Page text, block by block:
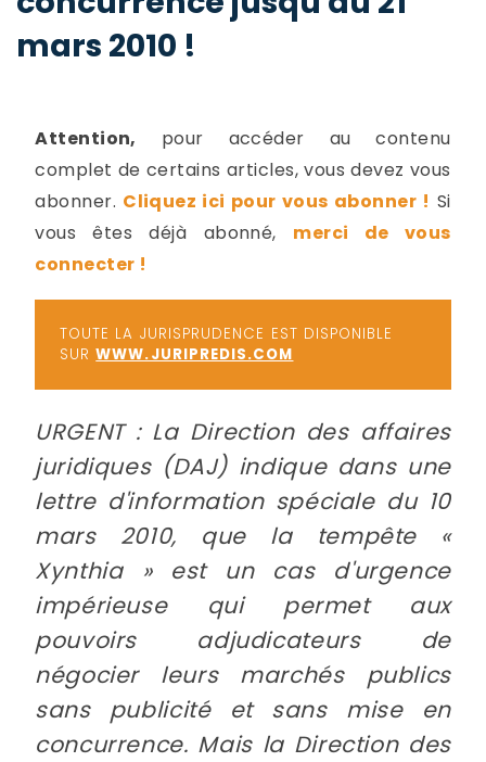
mars 2010 !
Attention, pour accéder au contenu
complet de certains articles, vous devez vous
abonner. Cliquez ici pour vous abonner ! Si
vous êtes déjà abonné, merci de vous
connecter !
TOUTE LA JURISPRUDENCE EST DISPONIBLE
SURWWW.JURIPREDIS.COM
URGENT : La Direction des affaires
juridiques (DAJ) indique dans une
lettre d'information spéciale du 10
mars 2010, que la tempête «
Xynthia » est un cas d'urgence
impérieuse qui permet aux
pouvoirs adjudicateurs de
négocier leurs marchés publics
sans publicité et sans mise en
concurrence. Mais la Direction des